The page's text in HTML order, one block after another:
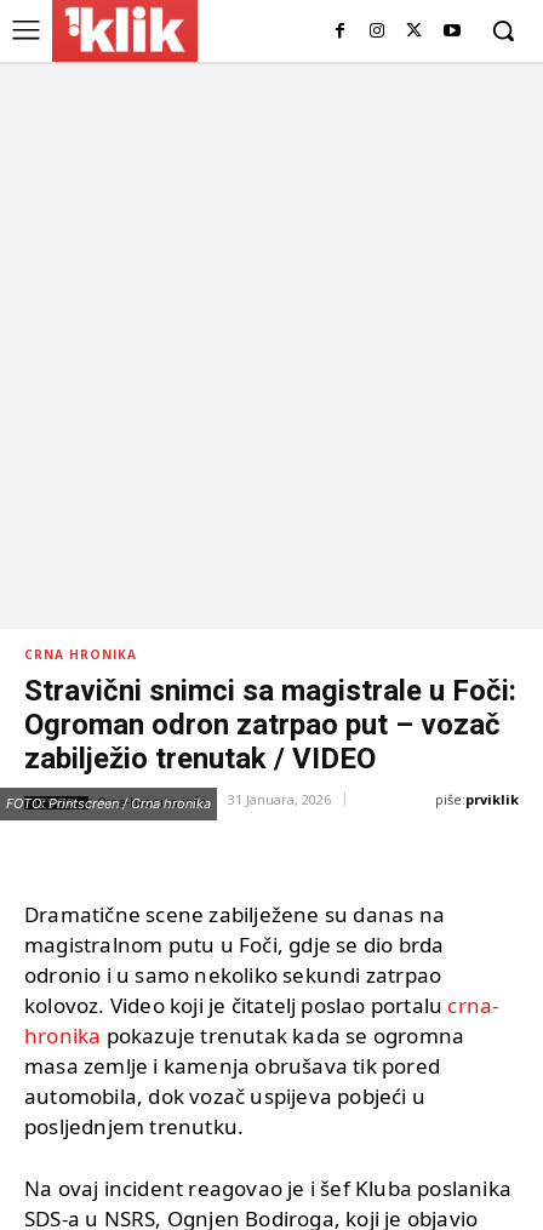
CRNA HRONIKA
Stravični snimci sa magistrale u Foči:
Ogroman odron zatrpao put – vozač
zabilježio trenutak / VIDEO
IZVOR: Crna-hronika.info 31 Januara, 2026 piše:prviklik
FOTO: Printscreen / Crna hronika
Dramatične scene zabilježene su danas na
magistralnom putu u Foči, gdje se dio brda
odronio i u samo nekoliko sekundi zatrpao
kolovoz. Video koji je čitatelj poslao portalu crna-
hronika pokazuje trenutak kada se ogromna
masa zemlje i kamenja obrušava tik pored
automobila, dok vozač uspijeva pobjeći u
posljednjem trenutku.
Na ovaj incident reagovao je i šef Kluba poslanika
SDS-a u NSRS, Ognjen Bodiroga, koji je objavio